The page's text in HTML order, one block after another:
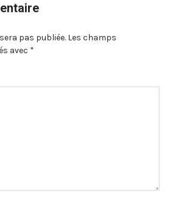
pas publiée. Les champs
avec *